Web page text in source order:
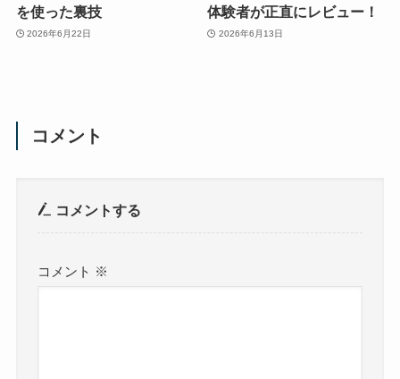
を使った裏技
2026年6月22日
体験者が正直にレビュー！
2026年6月13日
コメント
コメントする
コメント ※